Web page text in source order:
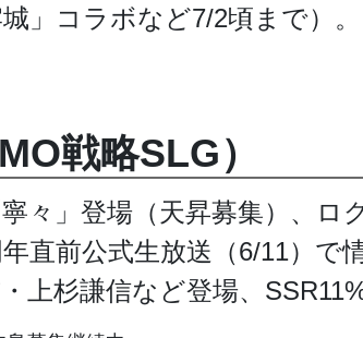
」コラボなど7/2頃まで）。
戦略SLG）
寧々」登場（天昇募集）、
直前公式生放送（6/11）で
上杉謙信など登場、